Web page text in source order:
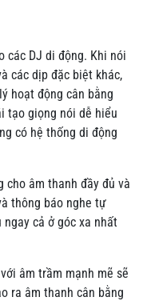
các DJ di động. Khi nói
các dịp đặc biệt khác,
hoạt động cân bằng
tạo giọng nói dễ hiểu
có hệ thống di động
cho âm thanh đầy đủ và
thông báo nghe tự
cả ở góc xa nhất
âm trầm mạnh mẽ sẽ
ra âm thanh cân bằng